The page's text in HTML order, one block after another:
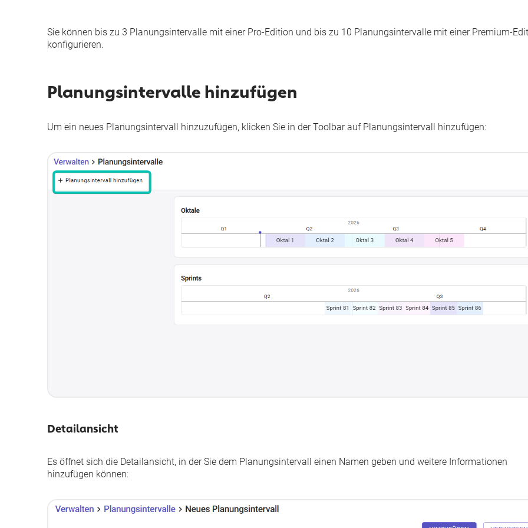
Sie können bis zu 3 Planungsintervalle mit einer Pro-Edition und bis zu 10 Planungsintervalle mit einer Premium-
konfigurieren.
Planungsintervalle hinzufügen
Um ein neues Planungsintervall hinzuzufügen, klicken Sie in der Toolbar auf Planungsintervall hinzufügen:
Detailansicht
Es öffnet sich die Detailansicht, in der Sie dem Planungsintervall einen Namen geben und weitere Informationen
hinzufügen können: